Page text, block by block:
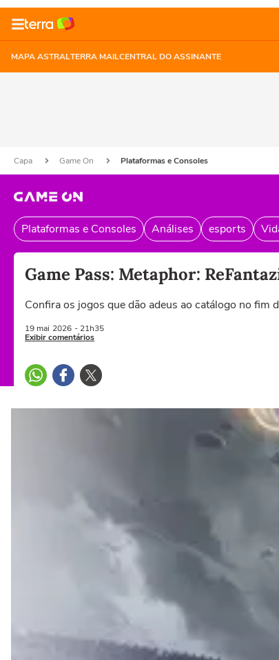
MAPA ASTRALTERRA MAILCENTRAL DO ASSINANTE
Capa Game On Plataformas e Consoles
Plataformas e Consoles Análises esports
Game Pass: Metaphor:
Confira os jogos que dão adeus ao catálogo no fim
19 mai 2026 - 21h35
Exibir comentários